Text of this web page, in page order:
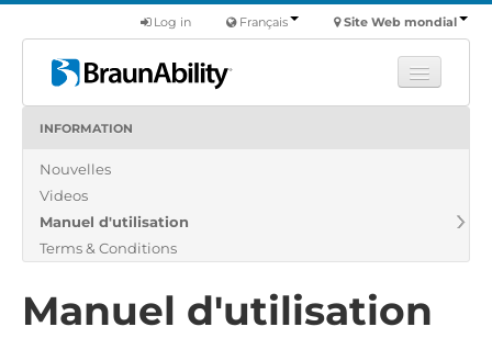
Site Web mondial
Français
Log in
Produits
Nous
Trouver un revendeur
INFORMATION
Nouvelles
Videos
Manuel d'utilisation
Terms & Conditions
Manuel d'utilisation